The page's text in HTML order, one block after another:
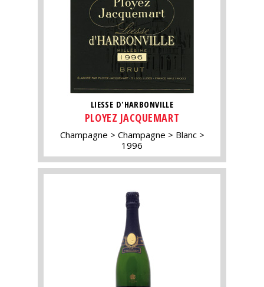
LIESSE D'HARBONVILLE
PLOYEZ JACQUEMART
Champagne Champagne
Blanc
1996